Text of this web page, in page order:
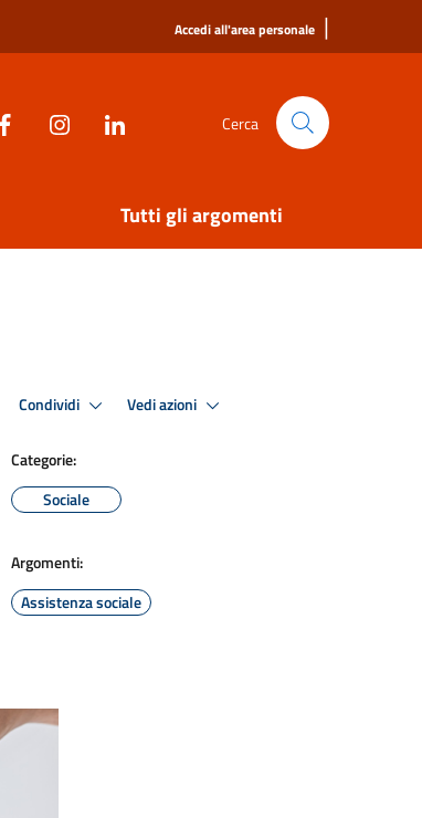
Accedi all'area personale |
Cerca
Tutti gli argomenti
Condividi Vedi azioni
Categorie:
Sociale
Argomenti:
Assistenza sociale